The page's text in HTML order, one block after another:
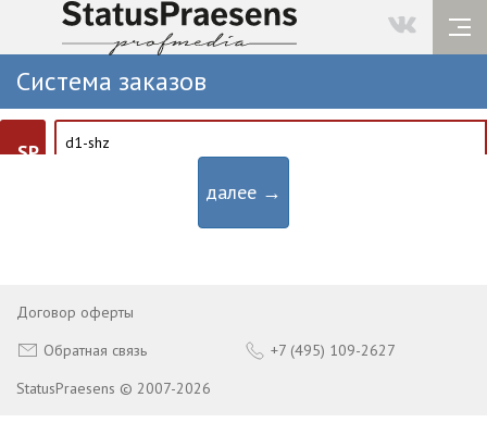
Система заказов
SP
далее →
Договор оферты
Обратная связь
+7 (495) 109-2627
StatusPraesens © 2007-2026